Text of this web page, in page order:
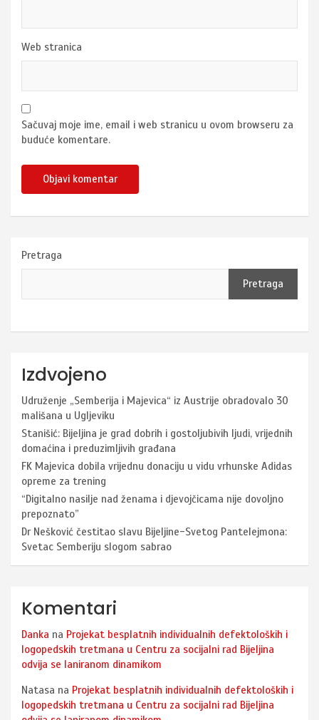
Web stranica
Sačuvaj moje ime, email i web stranicu u ovom browseru za
buduće komentare.
Pretraga
Pretraga
Izdvojeno
Udruženje „Semberija i Majevica“ iz Austrije obradovalo 30
mališana u Ugljeviku
Stanišić: Bijeljina je grad dobrih i gostoljubivih ljudi, vrijednih
domaćina i preduzimljivih građana
FK Majevica dobila vrijednu donaciju u vidu vrhunske Adidas
opreme za trening
“Digitalno nasilje nad ženama i djevojčicama nije dovoljno
prepoznato”
Dr Nešković čestitao slavu Bijeljine-Svetog Pantelejmona:
Svetac Semberiju slogom sabrao
Komentari
Danka na Projekat besplatnih individualnih defektoloških i
logopedskih tretmana u Centru za socijalni rad Bijeljina
odvija se laniranom dinamikom
Natasa na Projekat besplatnih individualnih defektoloških i
logopedskih tretmana u Centru za socijalni rad Bijeljina